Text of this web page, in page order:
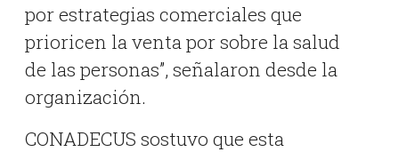
por estrategias comerciales que
prioricen la venta por sobre la salud
de las personas”, señalaron desde la
organización.
CONADECUS sostuvo que esta